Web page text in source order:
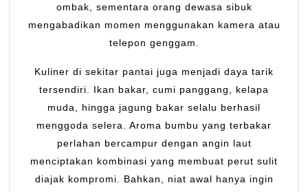
ombak, sementara orang dewasa sibuk
mengabadikan momen menggunakan kamera atau
telepon genggam.
Kuliner di sekitar pantai juga menjadi daya tarik
tersendiri. Ikan bakar, cumi panggang, kelapa
muda, hingga jagung bakar selalu berhasil
menggoda selera. Aroma bumbu yang terbakar
perlahan bercampur dengan angin laut
menciptakan kombinasi yang membuat perut sulit
diajak kompromi. Bahkan, niat awal hanya ingin